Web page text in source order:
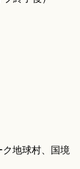
地球村、国境